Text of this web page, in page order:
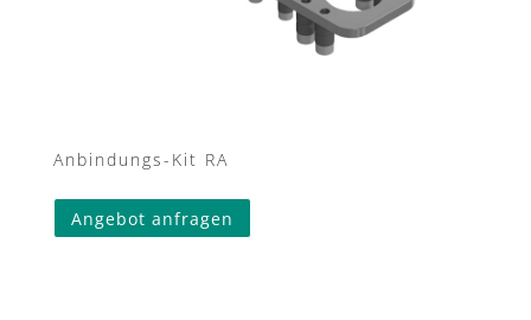
Anbindungs-Kit RA
Angebot anfragen